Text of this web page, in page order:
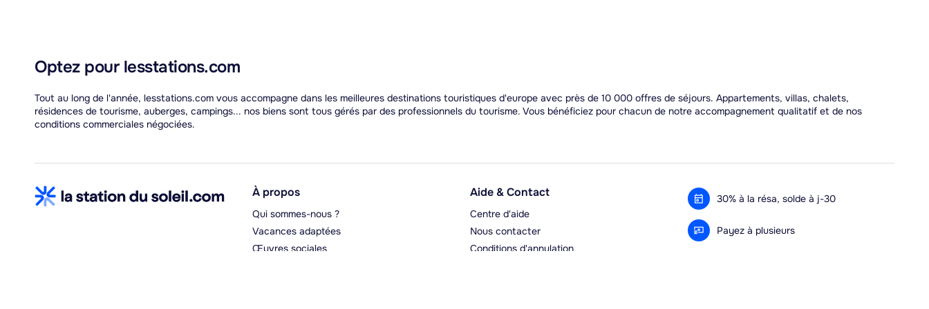
Optez pour lesstations.com
Tout au long de l'année, lesstations.com vous accompagne dans les meilleures destinations touristiques d'europe avec près de 10 000 offres de séjours. Appartements, villas, chalets,
résidences de tourisme, auberges, campings... nos biens sont tous gérés par des professionnels du tourisme. Vous bénéficiez pour chacun de notre accompagnement qualitatif et de nos
conditions commerciales négociées.
À propos
Qui sommes-nous ?
Vacances adaptées
Œuvres sociales
Aide & Contact
Centre d'aide
Nous contacter
Conditions d'annulation
30% à la résa, solde à j-30
Payez à plusieurs